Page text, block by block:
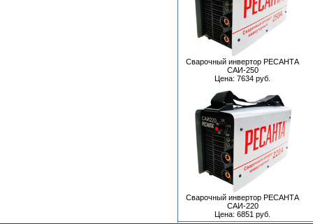
Сварочный инвертор РЕСАНТА
САИ-250
Цена: 7634 руб.
Сварочный инвертор РЕСАНТА
САИ-220
Цена: 6851 руб.